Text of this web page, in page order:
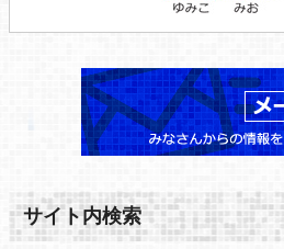
サイト内検索